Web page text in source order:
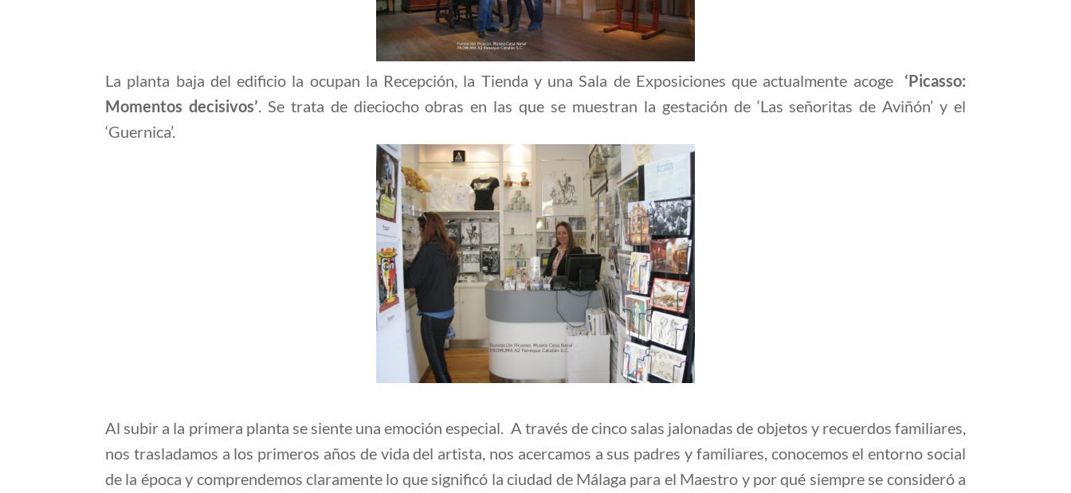
La planta baja del edificio la ocupan la Recepción, la Tienda y una Sala de Exposiciones que actualmente acoge ‘Picasso:
Momentos decisivos’ . Se trata de dieciocho obras en las que se muestran la gestación de ‘Las señoritas de Aviñón’ y el
‘Guernica’.
Al subir a la primera planta se siente una emoción especial. A través de cinco salas jalonadas de objetos y recuerdos familiares,
nos trasladamos a los primeros años de vida del artista, nos acercamos a sus padres y familiares, conocemos el entorno social
de la época y comprendemos claramente lo que significó la ciudad de Málaga para el Maestro y por qué siempre se consideró a